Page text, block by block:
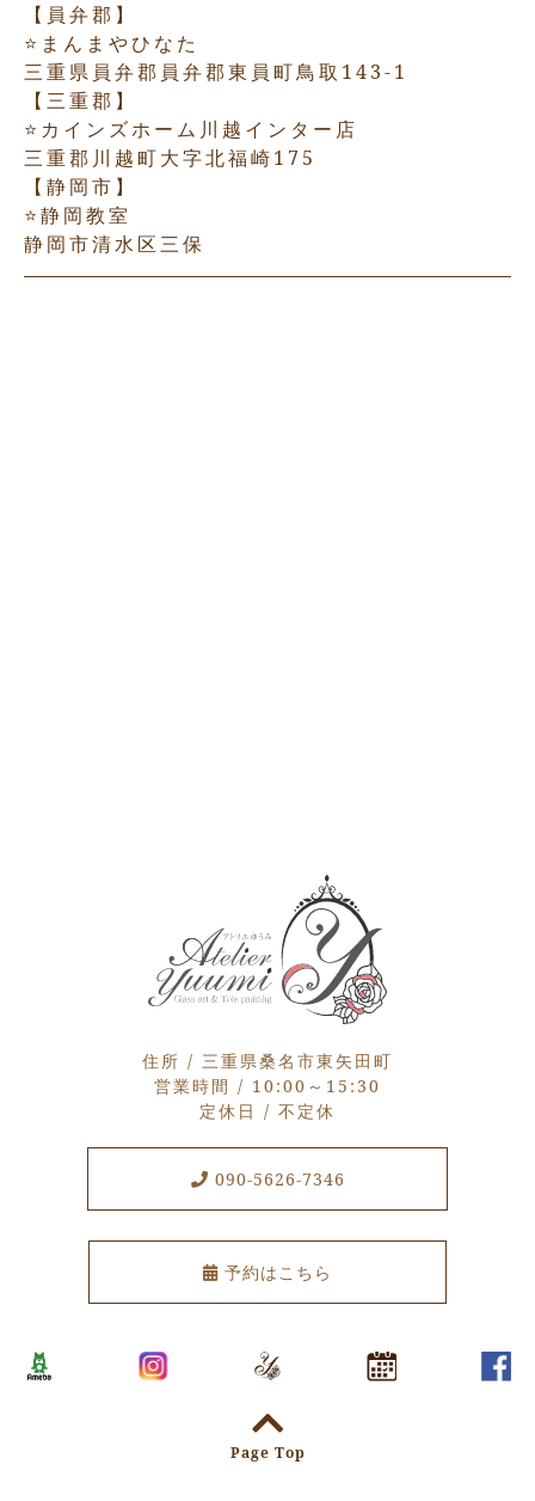
【員弁郡】
⭐️まんまやひなた
三重県員弁郡員弁郡東員町鳥取143-1
【三重郡】
⭐️カインズホーム川越インター店
三重郡川越町大字北福崎175
【静岡市】
⭐️静岡教室
静岡市清水区三保
住所 / 三重県桑名市東矢田町
営業時間 / 10:00～15:30
定休日 / 不定休
090-5626-7346
予約はこちら
Page Top